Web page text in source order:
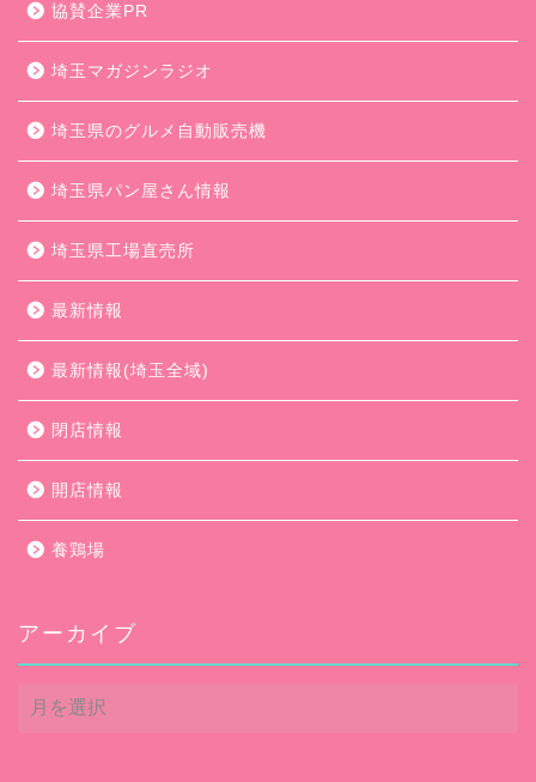
協賛企業PR
埼玉マガジンラジオ
埼玉県のグルメ自動販売機
埼玉県パン屋さん情報
埼玉県工場直売所
最新情報
最新情報(埼玉全域)
閉店情報
開店情報
養鶏場
アーカイブ
ア
ー